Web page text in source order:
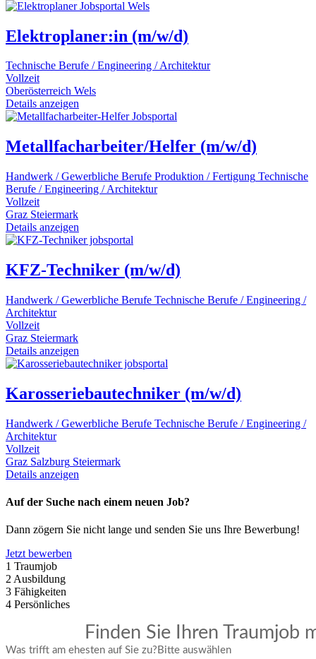
Elektroplaner:in (m/w/d)
Technische Berufe / Engineering / Architektur
Vollzeit
Oberösterreich Wels
Details anzeigen
Metallfacharbeiter/Helfer (m/w/d)
Handwerk / Gewerbliche Berufe Produktion / Fertigung Technische
Berufe / Engineering / Architektur
Vollzeit
Graz Steiermark
Details anzeigen
KFZ-Techniker (m/w/d)
Handwerk / Gewerbliche Berufe Technische Berufe / Engineering /
Architektur
Vollzeit
Graz Steiermark
Details anzeigen
Karosseriebautechniker (m/w/d)
Handwerk / Gewerbliche Berufe Technische Berufe / Engineering /
Architektur
Vollzeit
Graz Salzburg Steiermark
Details anzeigen
Auf der Suche nach einem neuen Job?
Dann zögern Sie nicht lange und senden Sie uns Ihre Bewerbung!
Jetzt bewerben
1 Traumjob
2Ausbildung
3 Fähigkeiten
4 Persönliches
Finden Sie Ihren Traumjob
Was trifft am ehesten auf Sie zu? Bitte auswählen